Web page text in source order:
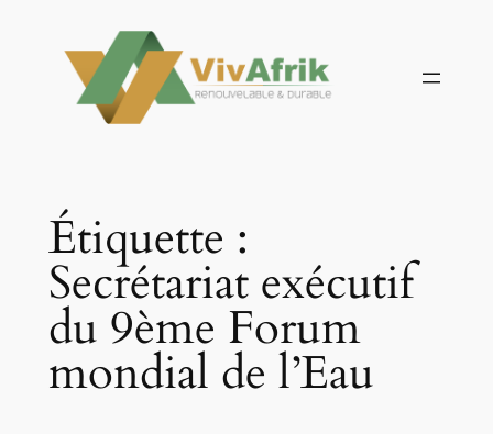
contenu
Étiquette :
Secrétariat exécutif
du 9ème Forum
mondial de l’Eau